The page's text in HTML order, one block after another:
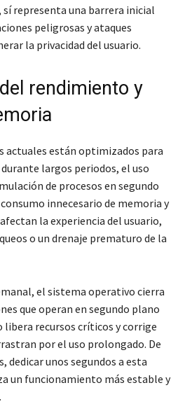
representa una barrera inicial
peligrosas y ataques
la privacidad del usuario.
rendimiento y
actuales están optimizados para
largos periodos, el uso
de procesos en segundo
innecesario de memoria y
la experiencia del usuario,
o un drenaje prematuro de la
el sistema operativo cierra
que operan en segundo plano
libera recursos críticos y corrige
por el uso prolongado. De
dedicar unos segundos a esta
un funcionamiento más estable y